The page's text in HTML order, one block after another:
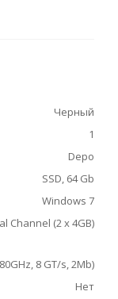
Черный
1
Depo
SSD, 64 Gb
Windows 7
Channel (2 x 4GB)
8 GT/s, 2Mb)
Нет